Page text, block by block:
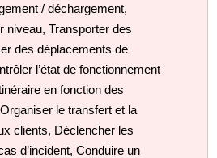
/ déchargement,
niveau, Transporter des
des déplacements de
l’état de fonctionnement
en fonction des
le transfert et la
clients, Déclencher les
d’incident, Conduire un